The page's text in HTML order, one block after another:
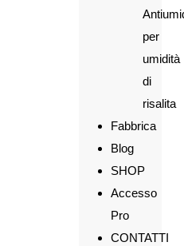
per
umidità
di
risalita
Fabbrica
Blog
SHOP
Accesso
Pro
CONTATTI